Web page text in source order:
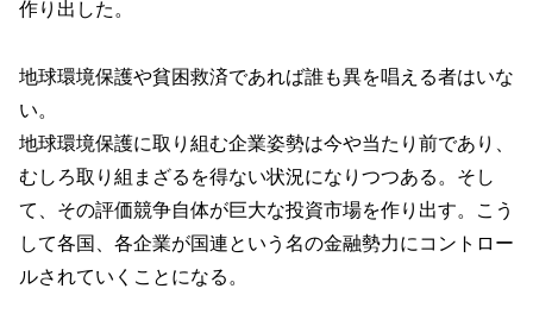
作り出した。
地球環境保護や貧困救済であれば誰も異を唱える者はいな
い。
地球環境保護に取り組む企業姿勢は今や当たり前であり、
むしろ取り組まざるを得ない状況になりつつある。そし
て、その評価競争自体が巨大な投資市場を作り出す。こう
して各国、各企業が国連という名の金融勢力にコントロー
ルされていくことになる。